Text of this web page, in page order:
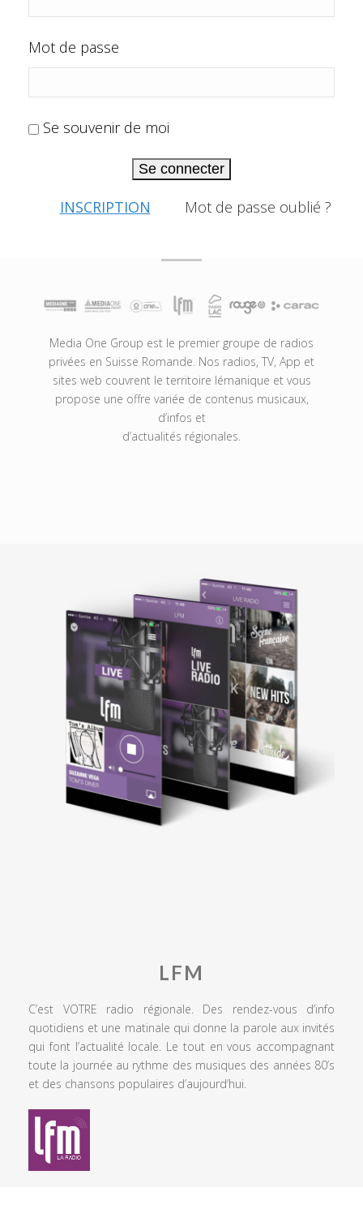
Mot de passe
Se souvenir de moi
Se connecter
INSCRIPTION Mot de passe oublié ?
Media One Group est le premier groupe de radios
privées en Suisse Romande. Nos radios, TV, App et
sites web couvrent le territoire lémanique et vous
propose une offre variée de contenus musicaux,
d’infos et
d’actualités régionales.
LFM
C’est VOTRE radio régionale. Des rendez-vous d’info
quotidiens et une matinale qui donne la parole aux invités
qui font l’actualité locale. Le tout en vous accompagnant
toute la journée au rythme des musiques des années 80’s
et des chansons populaires d’aujourd’hui.